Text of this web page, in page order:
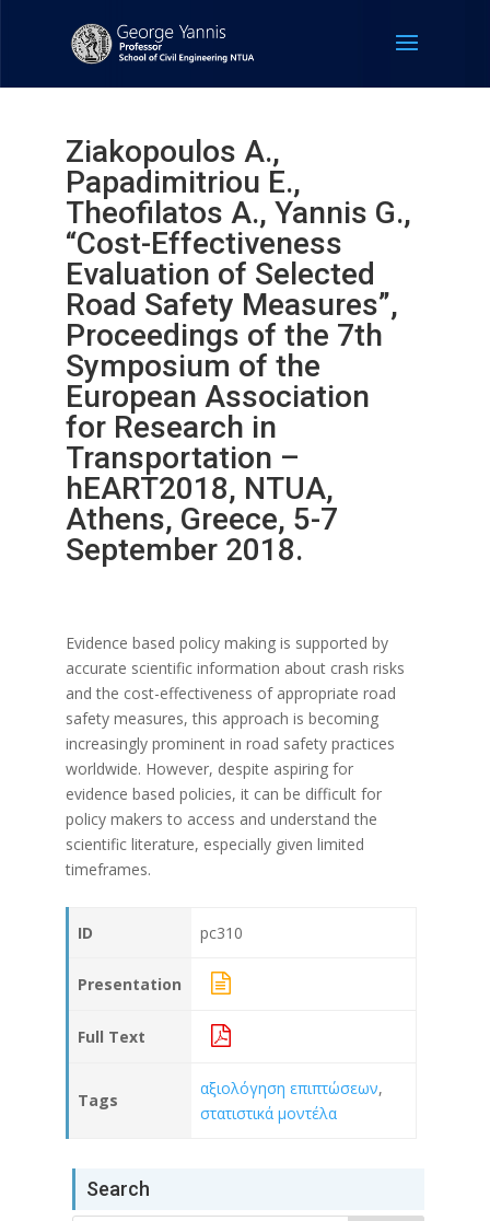
Ziakopoulos A.,
Papadimitriou E.,
Theofilatos A., Yannis G.,
“Cost-Effectiveness
Evaluation of Selected
Road Safety Measures”,
Proceedings of the 7th
Symposium of the
European Association
for Research in
Transportation –
hEART2018, NTUA,
Athens, Greece, 5-7
September 2018.
Evidence based policy making is supported by
accurate scientific information about crash risks
and the cost-effectiveness of appropriate road
safety measures, this approach is becoming
increasingly prominent in road safety practices
worldwide. However, despite aspiring for
evidence based policies, it can be difficult for
policy makers to access and understand the
scientific literature, especially given limited
timeframes.
ID pc310
Presentation
Full Text
Tags
αξιολόγηση επιπτώσεων,
στατιστικά μοντέλα
Search